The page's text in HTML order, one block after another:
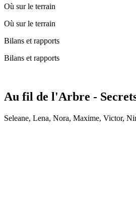
Où sur le terrain
Où sur le terrain
Bilans et rapports
Bilans et rapports
Au fil de l'Arbre -
Seleane, Lena, Nora, Maxime, Victor,